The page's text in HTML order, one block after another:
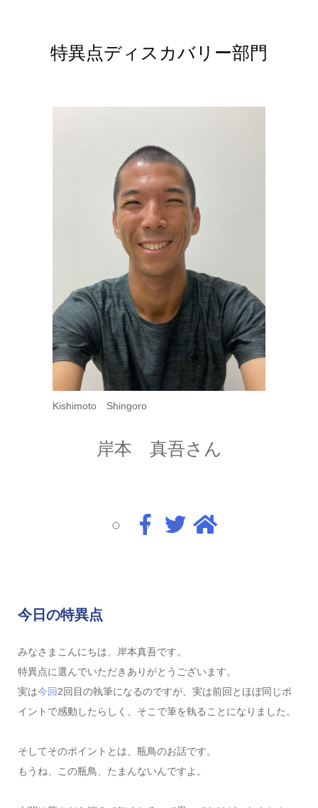
特異点ディスカバリー部門
Kishimoto Shingoro
岸本 真吾さん
今日の特異点
みなさまこんにちは、岸本真吾です。
特異点に選んでいただきありがとうございます。
実は今回2回目の執筆になるのですが、実は前回とほぼ同じポ
イントで感動したらしく、そこで筆を執ることになりました。
そしてそのポイントとは、瓶鳥のお話です。
もうね、この瓶鳥、たまんないんですよ。